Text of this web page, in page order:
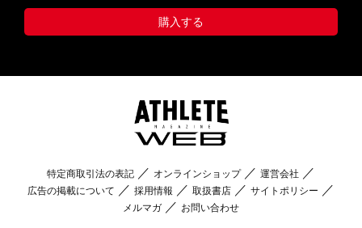
購入する
特定商取引法の表記 オンラインショップ
運営会社
広告の掲載について
採用情報 取扱書店
サイトポリシー
メルマガ
お問い合わせ